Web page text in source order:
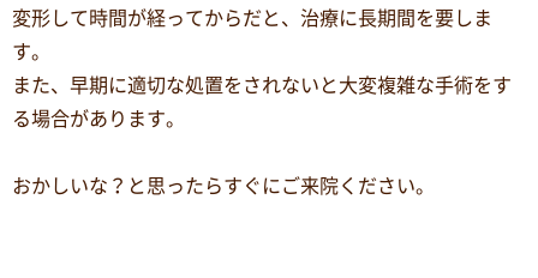
変形して時間が経ってからだと、治療に長期間を要しま
す。
また、早期に適切な処置をされないと大変複雑な手術をす
る場合があります。
おかしいな？と思ったらすぐにご来院ください。